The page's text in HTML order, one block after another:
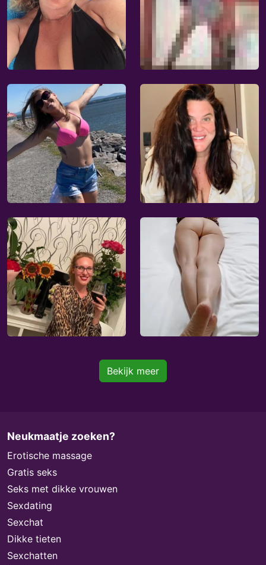
Bekijk meer
Neukmaatje zoeken?
Erotische massage
Gratis seks
Seks met dikke vrouwen
Sexdating
Sexchat
Dikke tieten
Sexchatten